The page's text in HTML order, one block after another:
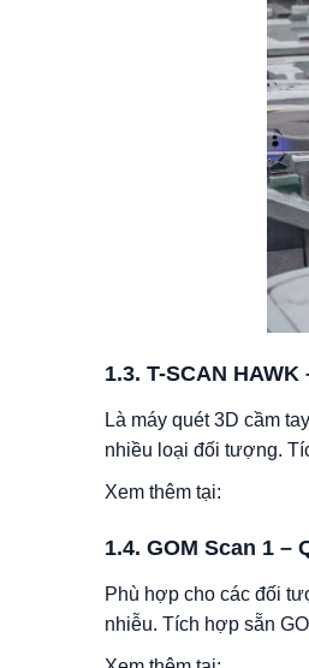
1.3. T-SCAN HAWK
Là máy quét 3D cầm
nhiều loại đối tượng.
Xem thêm tại:
1.4. GOM Scan 1 –
Phù hợp cho các đối
nhiễu. Tích hợp sẵn